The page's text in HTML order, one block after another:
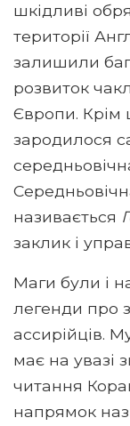
шкідливі
території
залишили
розвиток
Європи. Крім
зародилося
називається
заклик і
Маги були і
легенди про
ассирійців.
має на увазі
читання
напрямок